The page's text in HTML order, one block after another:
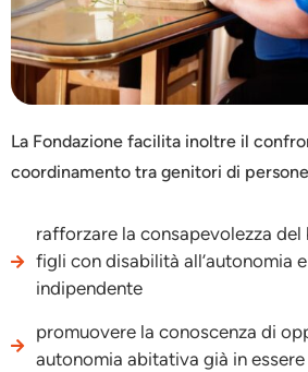
La Fondazione facilita inoltre il
coordinamento tra genitori di
rafforzare la consapevolezza
figli con disabilità all’autonomia
indipendente
promuovere la conoscenza di
autonomia abitativa già in